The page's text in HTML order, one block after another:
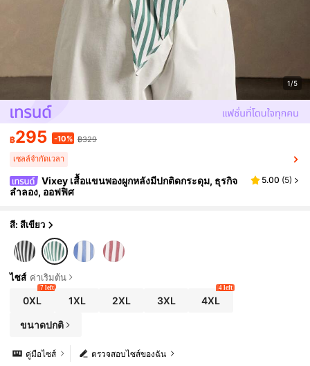
1/5
฿295 -10% ฿329
เซลล์จำกัดเวลา
Vixey เสื้อแขนพองผูกหลังมีปกติดกระดุม, ธุรกิจ
ลำลอง, ออฟฟิศ
5.00 (5)
สี: สีเขียว
ไซส์ ค่าเริ่มต้น
0XL
7 left
1XL 2XL 3XL 4XL
4 left
ขนาดปกติ
ตรวจสอบไซส์ของฉัน
คู่มือไซส์